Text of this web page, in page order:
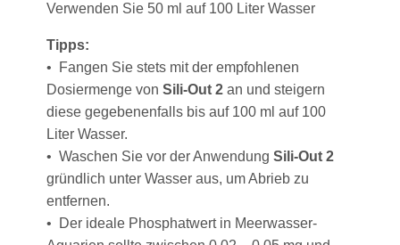
Verwenden Sie 50 ml auf 100 Liter Wasser
Tipps:
• Fangen Sie stets mit der empfohlenen
Dosiermenge von Sili-Out 2 an und steigern
diese gegebenenfalls bis auf 100 ml auf 100
Liter Wasser.
• Waschen Sie vor der Anwendung Sili-Out 2
gründlich unter Wasser aus, um Abrieb zu
entfernen.
• Der ideale Phosphatwert in Meerwasser-